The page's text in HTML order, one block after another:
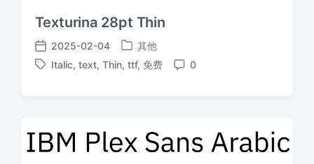
Texturina 28pt Thin
发
布
2025-02-04
发
布
其他
标
Italic, text, Thin, ttf, 免费
评
0